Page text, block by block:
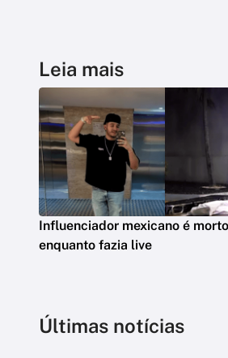
Leia mais
Influenciador mexicano é
enquanto fazia live
Últimas notícias